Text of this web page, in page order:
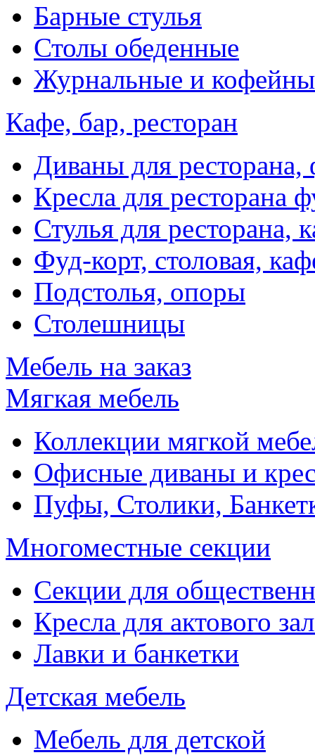
Барные стулья
Столы обеденные
Журнальные и
Кафе, бар, ресторан
Диваны для ресторана,
Кресла для ресторана
Стулья для ресторана,
Фуд-корт, столовая,
Подстолья, опоры
Столешницы
Мебель на заказ
Мягкая мебель
Коллекции мягкой
Офисные диваны и
Пуфы, Столики,
Многоместные секции
Секции для
Кресла для актового
Лавки и банкетки
Детская мебель
Мебель для детской